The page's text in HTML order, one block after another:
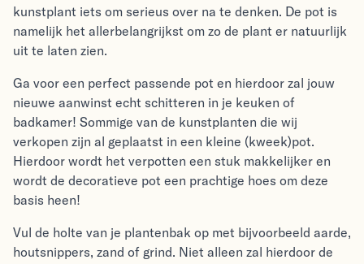
kunstplant iets om serieus over na te denken. De pot is
namelijk het allerbelangrijkst om zo de plant er natuurlijk
uit te laten zien.
Ga voor een perfect passende pot en hierdoor zal jouw
nieuwe aanwinst echt schitteren in je keuken of
badkamer! Sommige van de kunstplanten die wij
verkopen zijn al geplaatst in een kleine (kweek)pot.
Hierdoor wordt het verpotten een stuk makkelijker en
wordt de decoratieve pot een prachtige hoes om deze
basis heen!
Vul de holte van je plantenbak op met bijvoorbeeld aarde,
houtsnippers, zand of grind. Niet alleen zal hierdoor de